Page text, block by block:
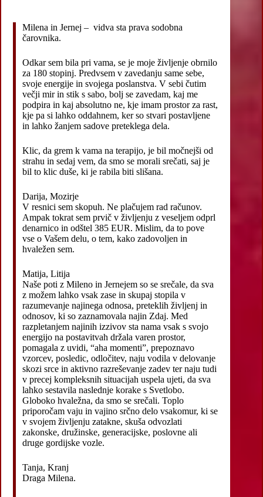
Milena in Jernej – vidva sta prava sodobna
čarovnika.
Odkar sem bila pri vama, se je moje življenje obrnilo
za 180 stopinj. Predvsem v zavedanju same sebe,
svoje energije in svojega poslanstva. V sebi čutim
večji mir in stik s sabo, bolj se zavedam, kaj me
podpira in kaj absolutno ne, kje imam prostor za rast,
kje pa si lahko oddahnem, ker so stvari postavljene
in lahko žanjem sadove preteklega dela.
Klic, da grem k vama na terapijo, je bil močnejši od
strahu in sedaj vem, da smo se morali srečati, saj je
bil to klic duše, ki je rabila biti slišana.
Darija, Mozirje
V resnici sem skopuh. Ne plačujem rad računov.
Ampak tokrat sem prvič v življenju z veseljem odprl
denarnico in odštel 385 EUR. Mislim, da to pove
vse o Vašem delu, o tem, kako zadovoljen in
hvaležen sem.
Matija, Litija
Naše poti z Mileno in Jernejem so se srečale, da sva
z možem lahko vsak zase in skupaj stopila v
razumevanje najinega odnosa, preteklih življenj in
odnosov, ki so zaznamovala najin Zdaj. Med
razpletanjem najinih izzivov sta nama vsak s svojo
energijo na postavitvah držala varen prostor,
pomagala z uvidi, “aha momenti”, prepoznavo
vzorcev, posledic, odločitev, naju vodila v delovanje
skozi srce in aktivno razreševanje zadev ter naju tudi
v precej kompleksnih situacijah uspela ujeti, da sva
lahko sestavila naslednje korake s Svetlobo.
Globoko hvaležna, da smo se srečali. Toplo
priporočam vaju in vajino srčno delo vsakomur, ki se
v svojem življenju zatakne, skuša odvozlati
zakonske, družinske, generacijske, poslovne ali
druge gordijske vozle.
Tanja, Kranj
Draga Milena.